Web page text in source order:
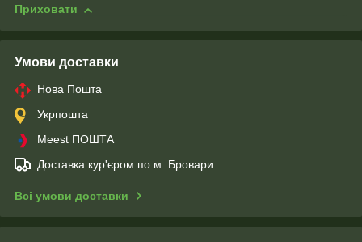
Приховати
Умови доставки
Нова Пошта
Укрпошта
Meest ПОШТА
Доставка кур'єром по м. Бровари
Всі умови доставки